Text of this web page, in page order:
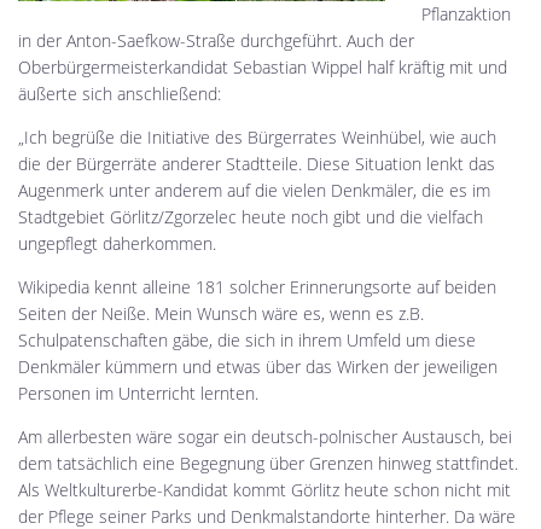
Pflanzaktion
in der Anton-Saefkow-Straße durchgeführt. Auch der
Oberbürgermeisterkandidat Sebastian Wippel half kräftig mit und
äußerte sich anschließend:
„Ich begrüße die Initiative des Bürgerrates Weinhübel, wie auch
die der Bürgerräte anderer Stadtteile. Diese Situation lenkt das
Augenmerk unter anderem auf die vielen Denkmäler, die es im
Stadtgebiet Görlitz/Zgorzelec heute noch gibt und die vielfach
ungepflegt daherkommen.
Wikipedia kennt alleine 181 solcher Erinnerungsorte auf beiden
Seiten der Neiße. Mein Wunsch wäre es, wenn es z.B.
Schulpatenschaften gäbe, die sich in ihrem Umfeld um diese
Denkmäler kümmern und etwas über das Wirken der jeweiligen
Personen im Unterricht lernten.
Am allerbesten wäre sogar ein deutsch-polnischer Austausch, bei
dem tatsächlich eine Begegnung über Grenzen hinweg stattfindet.
Als Weltkulturerbe-Kandidat kommt Görlitz heute schon nicht mit
der Pflege seiner Parks und Denkmalstandorte hinterher. Da wäre